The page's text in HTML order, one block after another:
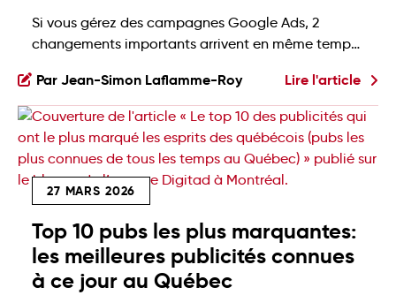
Si vous gérez des campagnes Google Ads, 2
changements importants arrivent en même temps
quelques jours seulement (!!!) ⏳ Le compteur est
lancé, voici ce que vous devez savoir: Les
campagnes Display migrent vers Demand Gen
Google officialise la retraite progressive des
campagnes Display autonomes. Dès le mois […]
Par Jean-Simon Laflamme-Roy Lire l'article
27 MARS 2026
Top 10 pubs les plus marquantes:
les meilleures publicités connues
à ce jour au Québec